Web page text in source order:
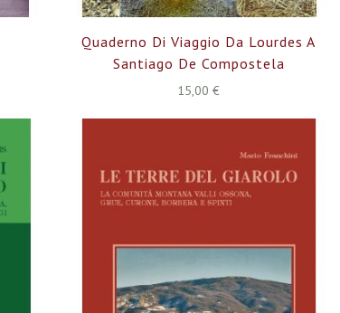
Quaderno Di Viaggio Da Lourdes A
Santiago De Compostela
15,00 €